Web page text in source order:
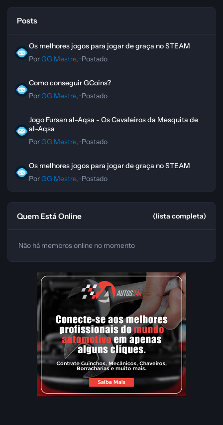
Posts
Os melhores jogos para jogar de graça no STEAM
PorGG Mestre, ·Postado
Como conseguir GCoins?
PorGG Mestre, ·Postado
Jogo Fursan al-Aqsa - Os Cavaleiros da Mesquita de
al-Aqsa
PorGG Mestre, ·Postado
Os melhores jogos para jogar de graça no STEAM
PorGG Mestre, ·Postado
Quem Está Online (lista completa)
Não há membros online no momento